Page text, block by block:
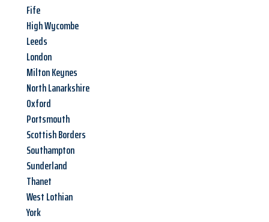
Fife
High Wycombe
Leeds
London
Milton Keynes
North Lanarkshire
Oxford
Portsmouth
Scottish Borders
Southampton
Sunderland
Thanet
West Lothian
York